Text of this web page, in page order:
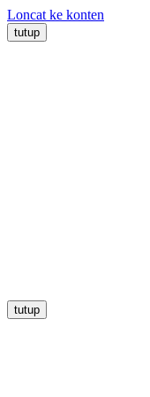
Loncat ke konten
tutup
tutup